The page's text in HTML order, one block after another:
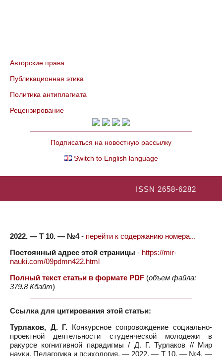
Авторские права
Публикационная этика
Политика антиплагиата
Рецензирование
Подписаться на новостную рассылку
Switch to English language
ISSN 2658-6282
2022. — Т 10. — №4- перейти к содержанию номера...
Постоянный адрес этой страницы - https://mir-
nauki.com/09pdmn422.html
Полный текст статьи в формате PDF (объем файла:
379.8 Кбайт)
Ссылка для цитирования этой статьи:
Турлаков, Д. Г. Конкурсное сопровождение социально-
проектной деятельности студенческой молодежи в
ракурсе когнитивной парадигмы / Д. Г. Турлаков // Мир
науки. Педагогика и психология. — 2022. — Т 10. — №4. —